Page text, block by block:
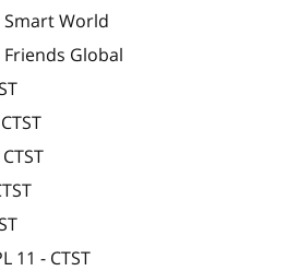
Smart World
Friends Global
11 - CTST